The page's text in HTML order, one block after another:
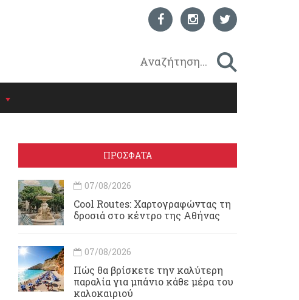
ΠΡΟΣΦΑΤΑ
07/08/2026
Cool Routes: Χαρτογραφώντας τη
δροσιά στο κέντρο της Αθήνας
07/08/2026
Πώς θα βρίσκετε την καλύτερη
παραλία για μπάνιο κάθε μέρα του
καλοκαιριού